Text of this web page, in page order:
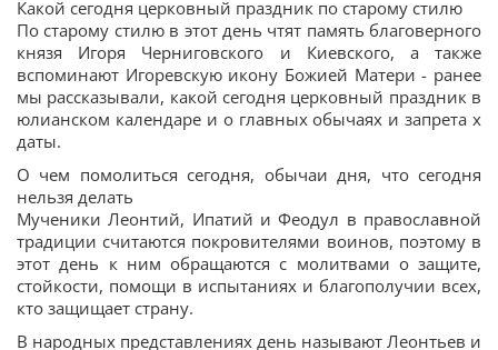
Какой сегодня церковный праздник по старому стилю
По старому стилю в этот день чтят память благоверного
князя Игоря Черниговского и Киевского, а также
вспоминают Игоревскую икону Божией Матери - ранее
мы рассказывали, какой сегодня церковный праздник в
юлианском календаре и о главных обычаях и запрета х
даты.
О чем помолиться сегодня, обычаи дня, что сегодня
нельзя делать
Мученики Леонтий, Ипатий и Феодул в православной
традиции считаются покровителями воинов, поэтому в
этот день к ним обращаются с молитвами о защите,
стойкости, помощи в испытаниях и благополучии всех,
кто защищает страну.
В народных представлениях день называют Леонтьев и